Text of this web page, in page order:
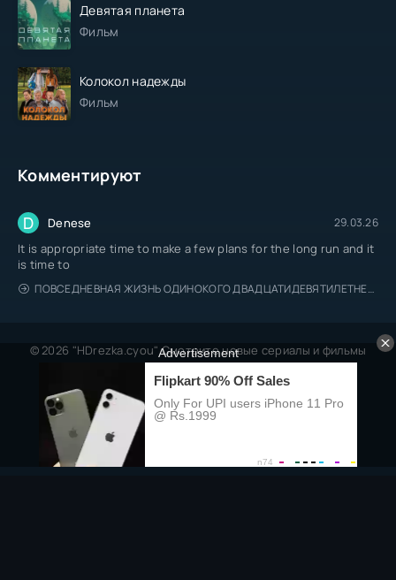
Девятая планета
Фильм
Колокол надежды
Фильм
Комментируют
D Denese 29.03.26
It is appropriate time to make a few plans for the long run and it
is time to
ПОВСЕДНЕВНАЯ ЖИЗНЬ ОДИНОКОГО ДВАДЦАТИДЕВЯТИЛЕТНЕГО АВАНТЮРИСТА
© 2026 "HDrezka.cyou" Смотрите новые сериалы и фильмы
Все права защищены, берегитесь пиратов.
Правообладателям